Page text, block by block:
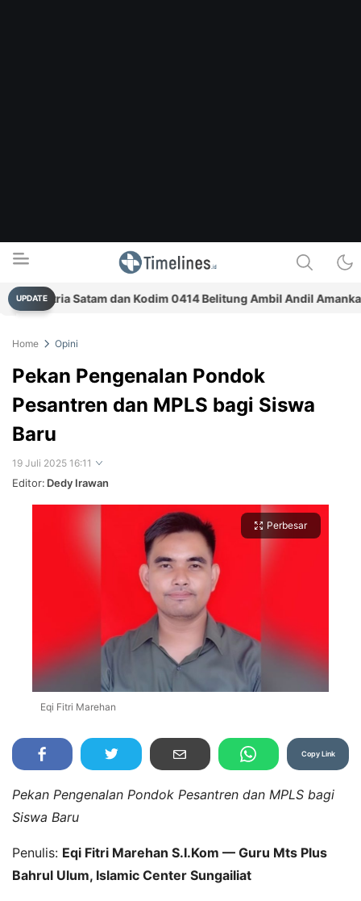
Timelines.id
Media Literasi, Sejarah & Budaya
UPDATESatam dan Kodim 0414 Belitung Ambil Andil Amankan
Home Opini
Pekan Pengenalan Pondok
Pesantren dan MPLS bagi Siswa
Baru
19 Juli 2025 16:11
Editor: Dedy Irawan
Perbesar
Eqi Fitri Marehan
Copy Link
Pekan Pengenalan Pondok Pesantren dan MPLS bagi
Siswa Baru
Penulis: Eqi Fitri Marehan S.I.Kom — Guru Mts Plus
Bahrul Ulum, Islamic Center Sungailiat